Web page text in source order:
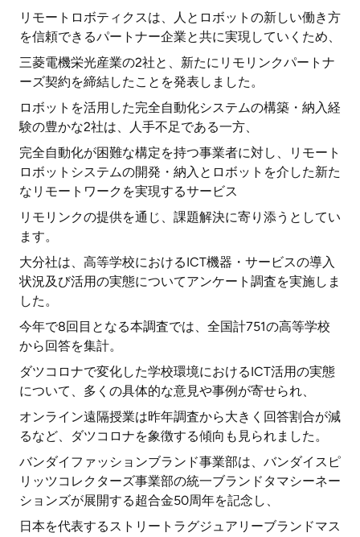
リモートロボティクスは、人とロボットの新しい働き方
を信頼できるパートナー企業と共に実現していくため、
三菱電機栄光産業の2社と、新たにリモリンクパートナ
ーズ契約を締結したことを発表しました。
ロボットを活用した完全自動化システムの構築・納入経
験の豊かな2社は、人手不足である一方、
完全自動化が困難な構定を持つ事業者に対し、リモート
ロボットシステムの開発・納入とロボットを介した新た
なリモートワークを実現するサービス
リモリンクの提供を通じ、課題解決に寄り添うとしてい
ます。
大分社は、高等学校におけるICT機器・サービスの導入
状況及び活用の実態についてアンケート調査を実施しま
した。
今年で8回目となる本調査では、全国計751の高等学校
から回答を集計。
ダツコロナで変化した学校環境におけるICT活用の実態
について、多くの具体的な意見や事例が寄せられ、
オンライン遠隔授業は昨年調査から大きく回答割合が減
るなど、ダツコロナを象徴する傾向も見られました。
バンダイファッションブランド事業部は、バンダイスピ
リッツコレクターズ事業部の統一ブランドタマシーネー
ションズが展開する超合金50周年を記念し、
日本を代表するストリートラグジュアリーブランドマス